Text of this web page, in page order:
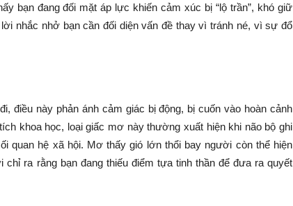
bạn đang đối mặt áp lực khiến cảm xúc bị “lộ trần”, khó giữ
nhắc nhở bạn cần đối diện vấn đề thay vì tránh né, vì sự đổ
điều này phản ánh cảm giác bị động, bị cuốn vào hoàn cảnh
khoa học, loại giấc mơ này thường xuất hiện khi não bộ ghi
quan hệ xã hội. Mơ thấy gió lớn thổi bay người còn thể hiện
ra rằng bạn đang thiếu điểm tựa tinh thần để đưa ra quyết